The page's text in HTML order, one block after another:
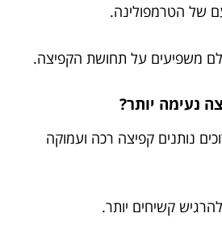
של הטרמפולינה.
משפיעים על תחושת הקפיצה.
נעימה יותר?
נותנים קפיצה רכה ועמוקה
קשיחים יותר.